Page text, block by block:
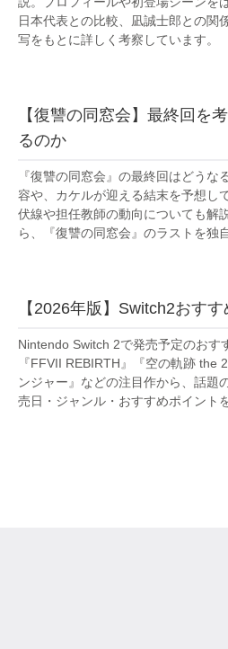
日本代表との比較、凪誠士郎との関
写をもとに詳しく考察しています。
【復讐の同窓会】最終回を
るのか
『復讐の同窓会』の最終回はどう
容や、カケルが迎える結末を予想し
伏線や担任教師の動向についても解
ら、『復讐の同窓会』のラストを独
【2026年版】Switch2おす
Nintendo Switch 2で発売予定のおす
『FFVII REBIRTH』『空の軌跡 the
ンジャー』などの注目作から、話題
売日・ジャンル・おすすめポイント